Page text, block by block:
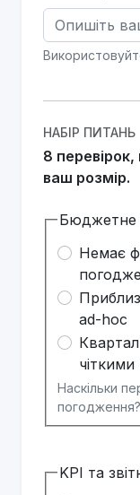
НАБІР ПИТАНЬ
8 перевірок,
ваш розмір.
Бюджетне
Немає
ad-hoc
Наскільки
погодження?
KPI та